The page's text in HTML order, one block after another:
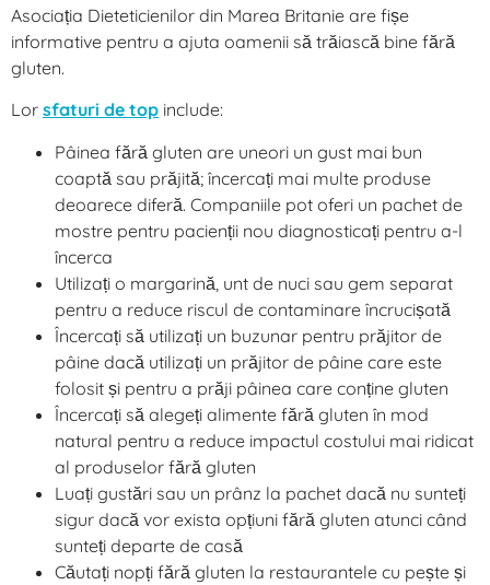
Asociația Dieteticienilor din Marea Britanie are fișe
informative pentru a ajuta oamenii să trăiască bine fără
gluten.
Lor sfaturi de top include:
Pâinea fără gluten are uneori un gust mai bun
coaptă sau prăjită; încercați mai multe produse
deoarece diferă. Companiile pot oferi un pachet de
mostre pentru pacienții nou diagnosticați pentru a-l
încerca
Utilizați o margarină, unt de nuci sau gem separat
pentru a reduce riscul de contaminare încrucișată
Încercați să utilizați un buzunar pentru prăjitor de
pâine dacă utilizați un prăjitor de pâine care este
folosit și pentru a prăji pâinea care conține gluten
Încercați să alegeți alimente fără gluten în mod
natural pentru a reduce impactul costului mai ridicat
al produselor fără gluten
Luați gustări sau un prânz la pachet dacă nu sunteți
sigur dacă vor exista opțiuni fără gluten atunci când
sunteți departe de casă
Căutați nopți fără gluten la restaurantele cu pește și